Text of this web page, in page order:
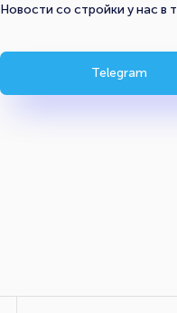
Новости со стройки у нас в
Telegram